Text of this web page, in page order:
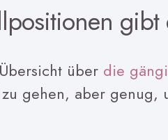
über die
gehen, aber genug,